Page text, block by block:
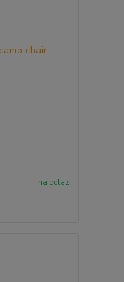
na dotaz